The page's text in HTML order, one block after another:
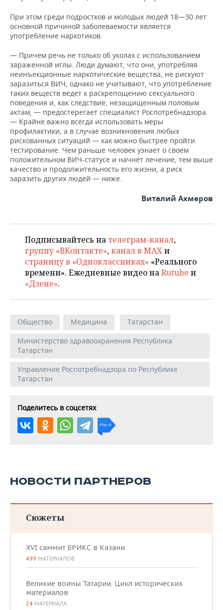
При этом среди подростков и молодых людей 18—30 лет
основной причиной заболеваемости является
употребление наркотиков.
— Причем речь не только об уколах с использованием
зараженной иглы. Люди думают, что они, употребляя
неинъекционные наркотические вещества, не рискуют
заразиться ВИЧ, однако не учитывают, что употребление
таких веществ ведет к раскрепощению сексуального
поведения и, как следствие, незащищенным половым
актам, — предостерегает специалист Роспотребнадзора.
— Крайне важно всегда использовать меры
профилактики, а в случае возникновения любых
рискованных ситуаций — как можно быстрее пройти
тестирование. Чем раньше человек узнает о своем
положительном ВИЧ-статусе и начнет лечение, тем выше
качество и продолжительность его жизни, а риск
заразить других людей — ниже.
Виталий Ахмеров
Подписывайтесь на телеграм-канал,
группу «ВКонтакте»,канал в MAXи
страницу в «Одноклассниках» «Реального
времени». Ежедневные видео наRutube и
«Дзене».
Общество Медицина
Татарстан
Министерство здравоохранения Республика
Татарстан
Управление Роспотребнадзора по Республике
Татарстан
Поделитесь в соцсетях
НОВОСТИ ПАРТНЕРОВ
Сюжеты
XVI саммит БРИКС в Казани
499 МАТЕРИАЛОВ
Великие воины Татарии. Цикл исторических
материалов
24 МАТЕРИАЛА